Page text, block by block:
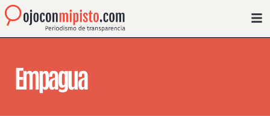
Empagua